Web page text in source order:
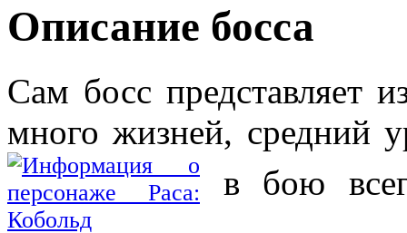
Описание босса
Сам босс представляет
много жизней,
в бою